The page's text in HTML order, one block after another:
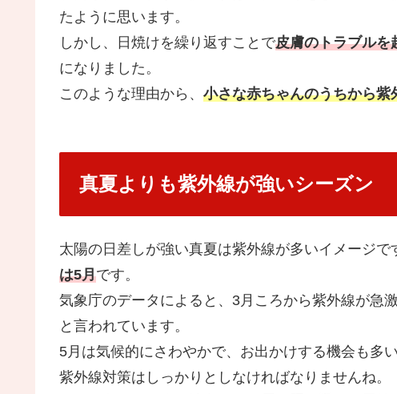
たように思います。
しかし、日焼けを繰り返すことで皮膚のトラブルを
になりました。
このような理由から、 小さな赤ちゃんのうちから紫
真夏よりも紫外線が強いシーズン
太陽の日差しが強い真夏は紫外線が多いイメージで
は5月です。
気象庁のデータによると、3月ころから紫外線が急
と言われています。
5月は気候的にさわやかで、お出かけする機会も多い
紫外線対策はしっかりとしなければなりませんね。